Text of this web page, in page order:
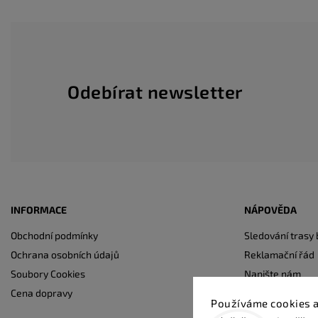
Používáme cookies
INFORMACE
Obchodní podmínky
Ochrana osobních údajů
Soubory Cookies
Cena dopravy
NÁPOVĚDA
Sledování trasy
Reklamační řád
Napište nám
Odebírat newsletter